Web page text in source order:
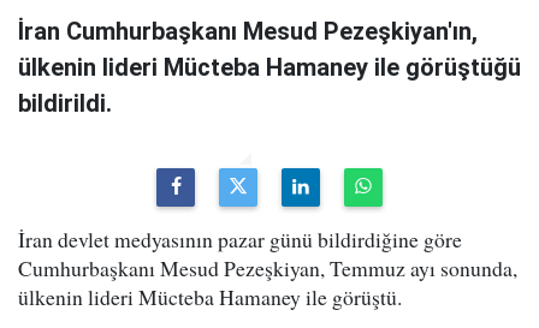
İran Cumhurbaşkanı Mesud Pezeşkiyan'ın,
ülkenin lideri Mücteba Hamaney ile görüştüğü
bildirildi.
İran devlet medyasının pazar günü bildirdiğine göre
Cumhurbaşkanı Mesud Pezeşkiyan, Temmuz ayı sonunda,
ülkenin lideri Mücteba Hamaney ile görüştü.